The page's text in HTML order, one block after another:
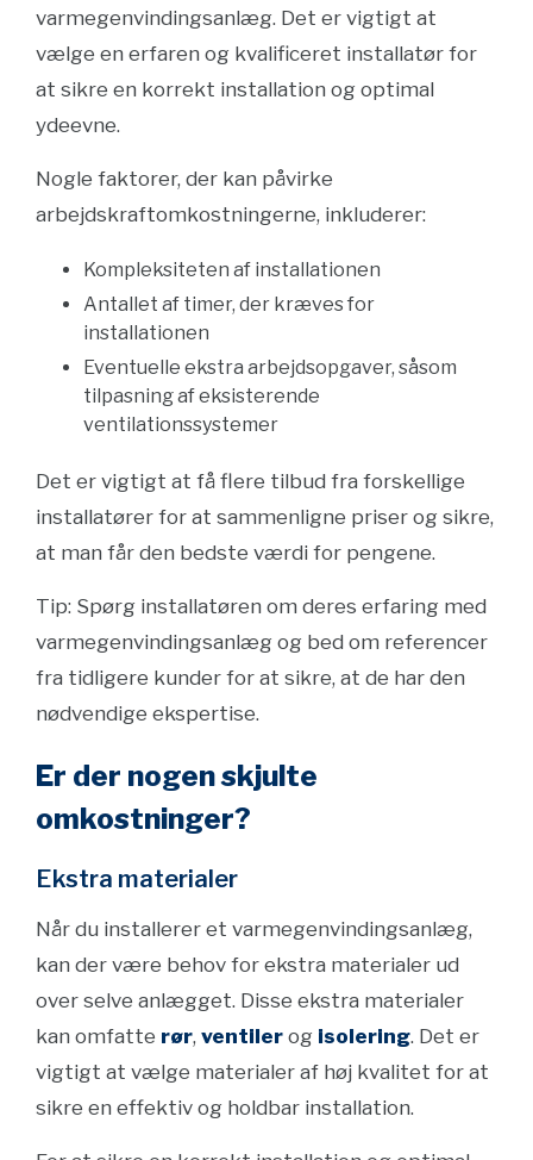
varmegenvindingsanlæg. Det er vigtigt at
vælge en erfaren og kvalificeret installatør for
at sikre en korrekt installation og optimal
ydeevne.
Nogle faktorer, der kan påvirke
arbejdskraftomkostningerne, inkluderer:
Kompleksiteten af installationen
Antallet af timer, der kræves for
installationen
Eventuelle ekstra arbejdsopgaver, såsom
tilpasning af eksisterende
ventilationssystemer
Det er vigtigt at få flere tilbud fra forskellige
installatører for at sammenligne priser og sikre,
at man får den bedste værdi for pengene.
Tip: Spørg installatøren om deres erfaring med
varmegenvindingsanlæg og bed om referencer
fra tidligere kunder for at sikre, at de har den
nødvendige ekspertise.
Er der nogen skjulte
omkostninger?
Ekstra materialer
Når du installerer et varmegenvindingsanlæg,
kan der være behov for ekstra materialer ud
over selve anlægget. Disse ekstra materialer
kan omfatte rør, ventiler og isolering. Det er
vigtigt at vælge materialer af høj kvalitet for at
sikre en effektiv og holdbar installation.